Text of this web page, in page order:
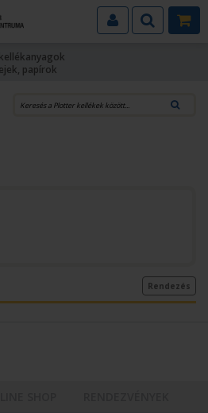
papírok
Rendezés